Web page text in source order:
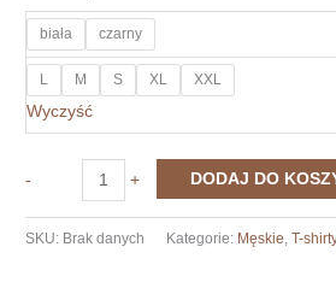
biała czarny
L M S XL XXL
Wyczyść
-
Najlepszy
kurier
+ DODAJ DO
SKU: Brak danych Kategorie: Męskie,T-